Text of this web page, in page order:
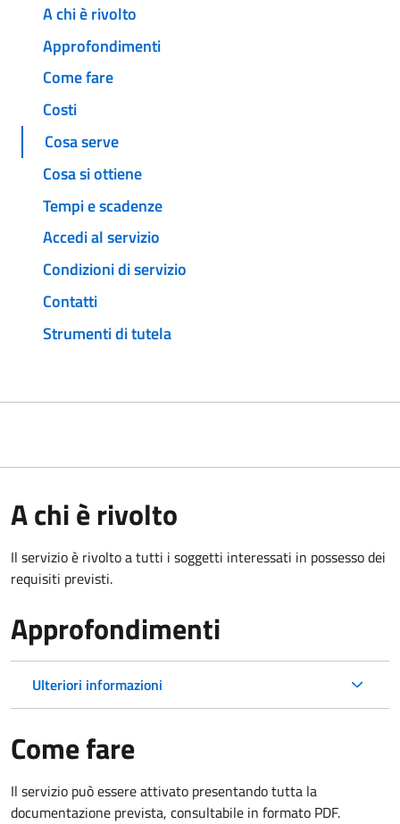
A chi è rivolto
Approfondimenti
Come fare
Costi
Cosa serve
Cosa si ottiene
Tempi e scadenze
Accedi al servizio
Condizioni di servizio
Contatti
Strumenti di tutela
A chi è rivolto
Il servizio è rivolto a tutti i soggetti interessati in possesso dei
requisiti previsti.
Approfondimenti
Ulteriori informazioni
Come fare
Il servizio può essere attivato presentando tutta la
documentazione prevista, consultabile in formato PDF.